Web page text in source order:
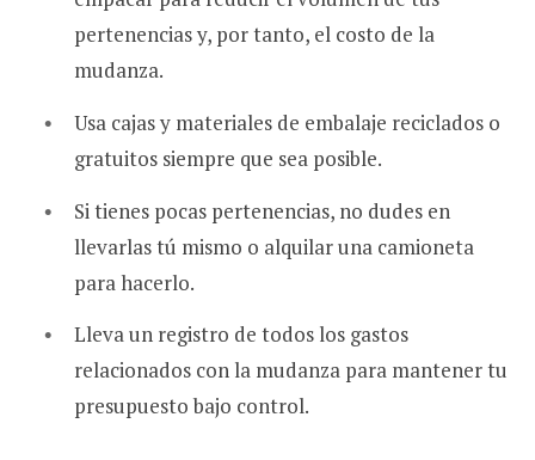
pertenencias y, por tanto, el costo de la
mudanza.
Usa cajas y materiales de embalaje reciclados o
gratuitos siempre que sea posible.
Si tienes pocas pertenencias, no dudes en
llevarlas tú mismo o alquilar una camioneta
para hacerlo.
Lleva un registro de todos los gastos
relacionados con la mudanza para mantener tu
presupuesto bajo control.